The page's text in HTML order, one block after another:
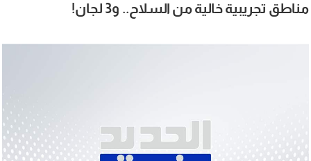
مناطق تجريبية خالية من السلاح.. و3 لجان!